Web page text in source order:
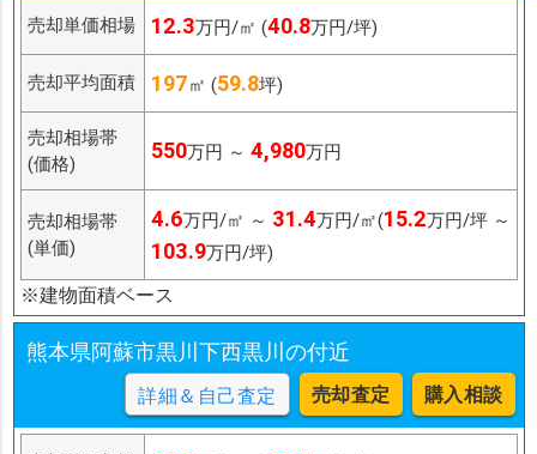
売却単価相場 12.3万円/㎡ (40.8万円/坪)
売却平均面積 197㎡ (59.8坪)
売却相場帯
(価格)
550万円 ～ 4,980万円
売却相場帯
(単価)
4.6万円/㎡ ～ 31.4万円/㎡(15.2万円/坪 ～
103.9万円/坪)
※建物面積ベース
熊本県阿蘇市黒川下西黒川の付近
詳細＆自己査定 売却査定 購入相談